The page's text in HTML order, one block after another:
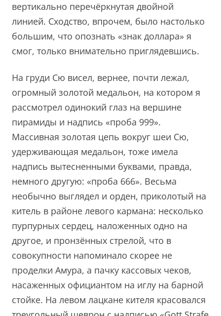
вертикально перечёркнутая двойной
линией. Сходство, впрочем, было настолько
большим, что опознать «знак доллара» я
смог, только внимательно приглядевшись.
На груди Сю висел, вернее, почти лежал,
огромный золотой медальон, на котором я
рассмотрел одинокий глаз на вершине
пирамиды и надпись «проба 999».
Массивная золотая цепь вокруг шеи Сю,
удерживающая медальон, тоже имела
надпись вытесненными буквами, правда,
немного другую: «проба 666». Весьма
необычно выглядел и орден, приколотый на
китель в районе левого кармана: несколько
пурпурных сердец, наложенных одно на
другое, и пронзённых стрелой, что в
совокупности напоминало скорее не
проделки Амура, а пачку кассовых чеков,
насаженных официантом на иглу на барной
стойке. На левом лацкане кителя красовался